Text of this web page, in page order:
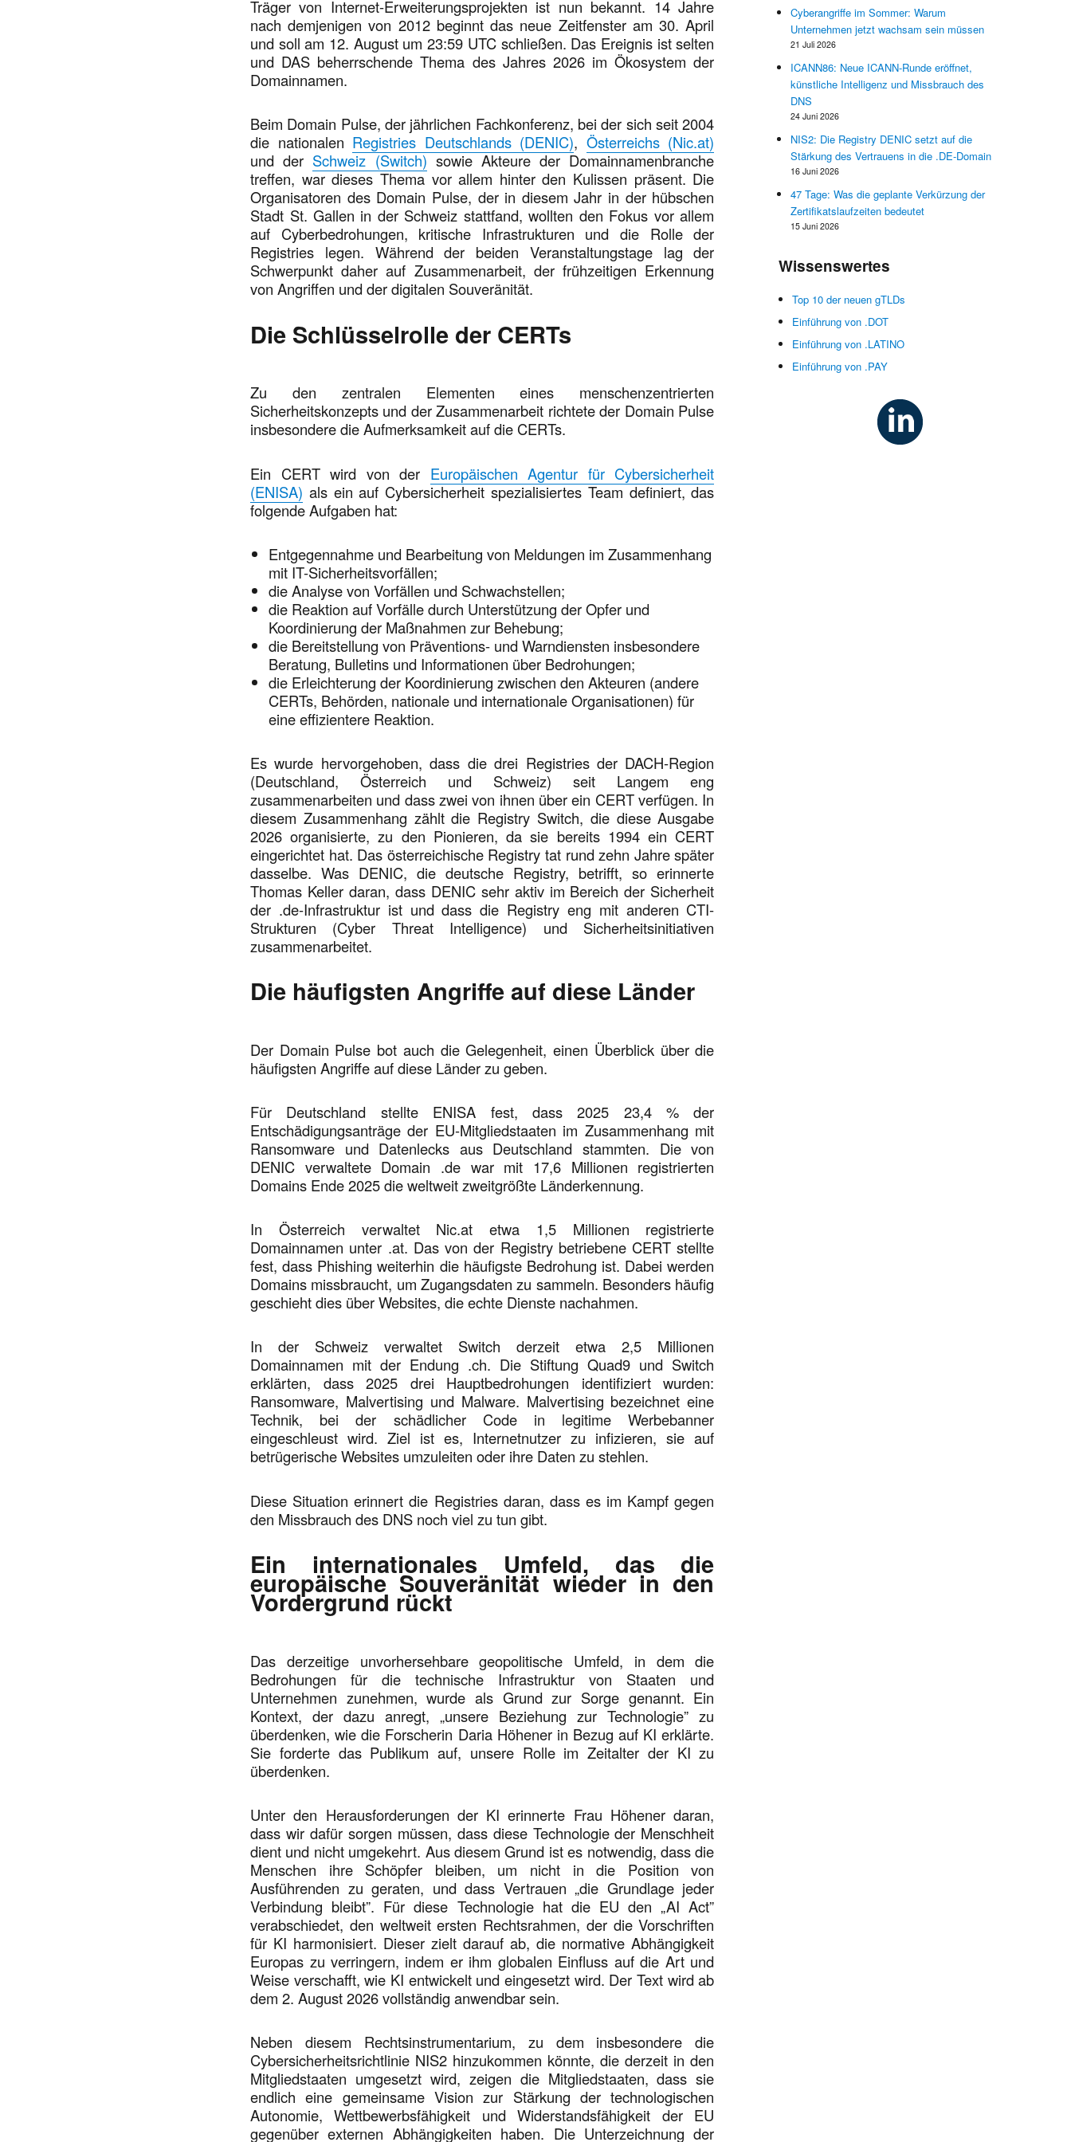
Träger von Internet-Erweiterungsprojekten ist nun bekannt. 14 Jahre
nach demjenigen von 2012 beginnt das neue Zeitfenster am 30. April
und soll am 12. August um 23:59 UTC schließen. Das Ereignis ist selten
und DAS beherrschende Thema des Jahres 2026 im Ökosystem der
Domainnamen.
Beim Domain Pulse, der jährlichen Fachkonferenz, bei der sich seit 2004
die nationalen Registries Deutschlands (DENIC), Österreichs (Nic.at)
und der Schweiz (Switch) sowie Akteure der Domainnamenbranche
treffen, war dieses Thema vor allem hinter den Kulissen präsent. Die
Organisatoren des Domain Pulse, der in diesem Jahr in der hübschen
Stadt St. Gallen in der Schweiz stattfand, wollten den Fokus vor allem
auf Cyberbedrohungen, kritische Infrastrukturen und die Rolle der
Registries legen. Während der beiden Veranstaltungstage lag der
Schwerpunkt daher auf Zusammenarbeit, der frühzeitigen Erkennung
von Angriffen und der digitalen Souveränität.
Die Schlüsselrolle der CERTs
Zu den zentralen Elementen eines menschenzentrierten
Sicherheitskonzepts und der Zusammenarbeit richtete der Domain Pulse
insbesondere die Aufmerksamkeit auf die CERTs.
Ein CERT wird von der Europäischen Agentur für Cybersicherheit
(ENISA) als ein auf Cybersicherheit spezialisiertes Team definiert, das
folgende Aufgaben hat:
Entgegennahme und Bearbeitung von Meldungen im Zusammenhang
mit IT-Sicherheitsvorfällen;
die Analyse von Vorfällen und Schwachstellen;
die Reaktion auf Vorfälle durch Unterstützung der Opfer und
Koordinierung der Maßnahmen zur Behebung;
die Bereitstellung von Präventions- und Warndiensten insbesondere
Beratung, Bulletins und Informationen über Bedrohungen;
die Erleichterung der Koordinierung zwischen den Akteuren (andere
CERTs, Behörden, nationale und internationale Organisationen) für
eine effizientere Reaktion.
Es wurde hervorgehoben, dass die drei Registries der DACH-Region
(Deutschland, Österreich und Schweiz) seit Langem eng
zusammenarbeiten und dass zwei von ihnen über ein CERT verfügen. In
diesem Zusammenhang zählt die Registry Switch, die diese Ausgabe
2026 organisierte, zu den Pionieren, da sie bereits 1994 ein CERT
eingerichtet hat. Das österreichische Registry tat rund zehn Jahre später
dasselbe. Was DENIC, die deutsche Registry, betrifft, so erinnerte
Thomas Keller daran, dass DENIC sehr aktiv im Bereich der Sicherheit
der .de-Infrastruktur ist und dass die Registry eng mit anderen CTI-
Strukturen (Cyber Threat Intelligence) und Sicherheitsinitiativen
zusammenarbeitet.
Die häufigsten Angriffe auf diese Länder
Der Domain Pulse bot auch die Gelegenheit, einen Überblick über die
häufigsten Angriffe auf diese Länder zu geben.
Für Deutschland stellte ENISA fest, dass 2025 23,4 % der
Entschädigungsanträge der EU-Mitgliedstaaten im Zusammenhang mit
Ransomware und Datenlecks aus Deutschland stammten. Die von
DENIC verwaltete Domain .de war mit 17,6 Millionen registrierten
Domains Ende 2025 die weltweit zweitgrößte Länderkennung.
In Österreich verwaltet Nic.at etwa 1,5 Millionen registrierte
Domainnamen unter .at. Das von der Registry betriebene CERT stellte
fest, dass Phishing weiterhin die häufigste Bedrohung ist. Dabei werden
Domains missbraucht, um Zugangsdaten zu sammeln. Besonders häufig
geschieht dies über Websites, die echte Dienste nachahmen.
In der Schweiz verwaltet Switch derzeit etwa 2,5 Millionen
Domainnamen mit der Endung .ch. Die Stiftung Quad9 und Switch
erklärten, dass 2025 drei Hauptbedrohungen identifiziert wurden:
Ransomware, Malvertising und Malware. Malvertising bezeichnet eine
Technik, bei der schädlicher Code in legitime Werbebanner
eingeschleust wird. Ziel ist es, Internetnutzer zu infizieren, sie auf
betrügerische Websites umzuleiten oder ihre Daten zu stehlen.
Diese Situation erinnert die Registries daran, dass es im Kampf gegen
den Missbrauch des DNS noch viel zu tun gibt.
Ein internationales Umfeld, das die
europäische Souveränität wieder in den
Vordergrund rückt
Das derzeitige unvorhersehbare geopolitische Umfeld, in dem die
Bedrohungen für die technische Infrastruktur von Staaten und
Unternehmen zunehmen, wurde als Grund zur Sorge genannt. Ein
Kontext, der dazu anregt, „unsere Beziehung zur Technologie” zu
überdenken, wie die Forscherin Daria Höhener in Bezug auf KI erklärte.
Sie forderte das Publikum auf, unsere Rolle im Zeitalter der KI zu
überdenken.
Unter den Herausforderungen der KI erinnerte Frau Höhener daran,
dass wir dafür sorgen müssen, dass diese Technologie der Menschheit
dient und nicht umgekehrt. Aus diesem Grund ist es notwendig, dass die
Menschen ihre Schöpfer bleiben, um nicht in die Position von
Ausführenden zu geraten, und dass Vertrauen „die Grundlage jeder
Verbindung bleibt”. Für diese Technologie hat die EU den „AI Act”
verabschiedet, den weltweit ersten Rechtsrahmen, der die Vorschriften
für KI harmonisiert. Dieser zielt darauf ab, die normative Abhängigkeit
Europas zu verringern, indem er ihm globalen Einfluss auf die Art und
Weise verschafft, wie KI entwickelt und eingesetzt wird. Der Text wird ab
dem 2. August 2026 vollständig anwendbar sein.
Neben diesem Rechtsinstrumentarium, zu dem insbesondere die
Cybersicherheitsrichtlinie NIS2 hinzukommen könnte, die derzeit in den
Mitgliedstaaten umgesetzt wird, zeigen die Mitgliedstaaten, dass sie
endlich eine gemeinsame Vision zur Stärkung der technologischen
Autonomie, Wettbewerbsfähigkeit und Widerstandsfähigkeit der EU
gegenüber externen Abhängigkeiten haben. Die Unterzeichnung der
Cyberangriffe im Sommer: Warum
Unternehmen jetzt wachsam sein müssen
21 Juli 2026
ICANN86: Neue ICANN-Runde eröffnet,
künstliche Intelligenz und Missbrauch des
DNS
24 Juni 2026
NIS2: Die Registry DENIC setzt auf die
Stärkung des Vertrauens in die .DE-Domain
16 Juni 2026
47 Tage: Was die geplante Verkürzung der
Zertifikatslaufzeiten bedeutet
15 Juni 2026
Wissenswertes
Top 10 der neuen gTLDs
Einführung von .DOT
Einführung von .LATINO
Einführung von .PAY